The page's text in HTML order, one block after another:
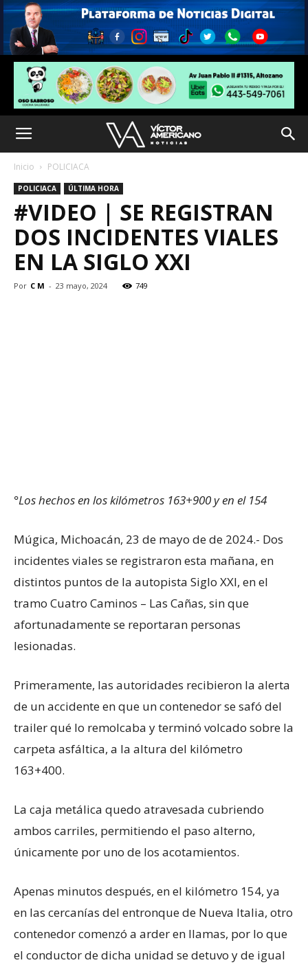
Inicio POLICIACA
POLICIACA ÚLTIMA HORA
#VIDEO | SE REGISTRAN
DOS INCIDENTES VIALES
EN LA SIGLO XXI
Por C M - 23 mayo, 2024 749
°Los hechos en los kilómetros 163+900 y en el 154
Múgica, Michoacán, 23 de mayo de de 2024.- Dos
incidentes viales se registraron esta mañana, en
distintos puntos de la autopista Siglo XXI, en el
tramo Cuatro Caminos – Las Cañas, sin que
afortunadamente se reportaran personas
lesionadas.
Primeramente, las autoridades recibieron la alerta
de un accidente en que un contenedor se safó del
trailer qué lo remolcaba y terminó volcado sobre la
carpeta asfáltica, a la altura del kilómetro
163+400.
La caja metálica quedo atravesada cubriendo
ambos carriles, permitiendo el paso alterno,
únicamente por uno de los acotamientos.
Apenas minutos después, en el kilómetro 154, ya
en las cercanías del entronque de Nueva Italia, otro
contenedor comenzó a arder en llamas, por lo que
el conductor de dicha unidad se detuvo y de igual